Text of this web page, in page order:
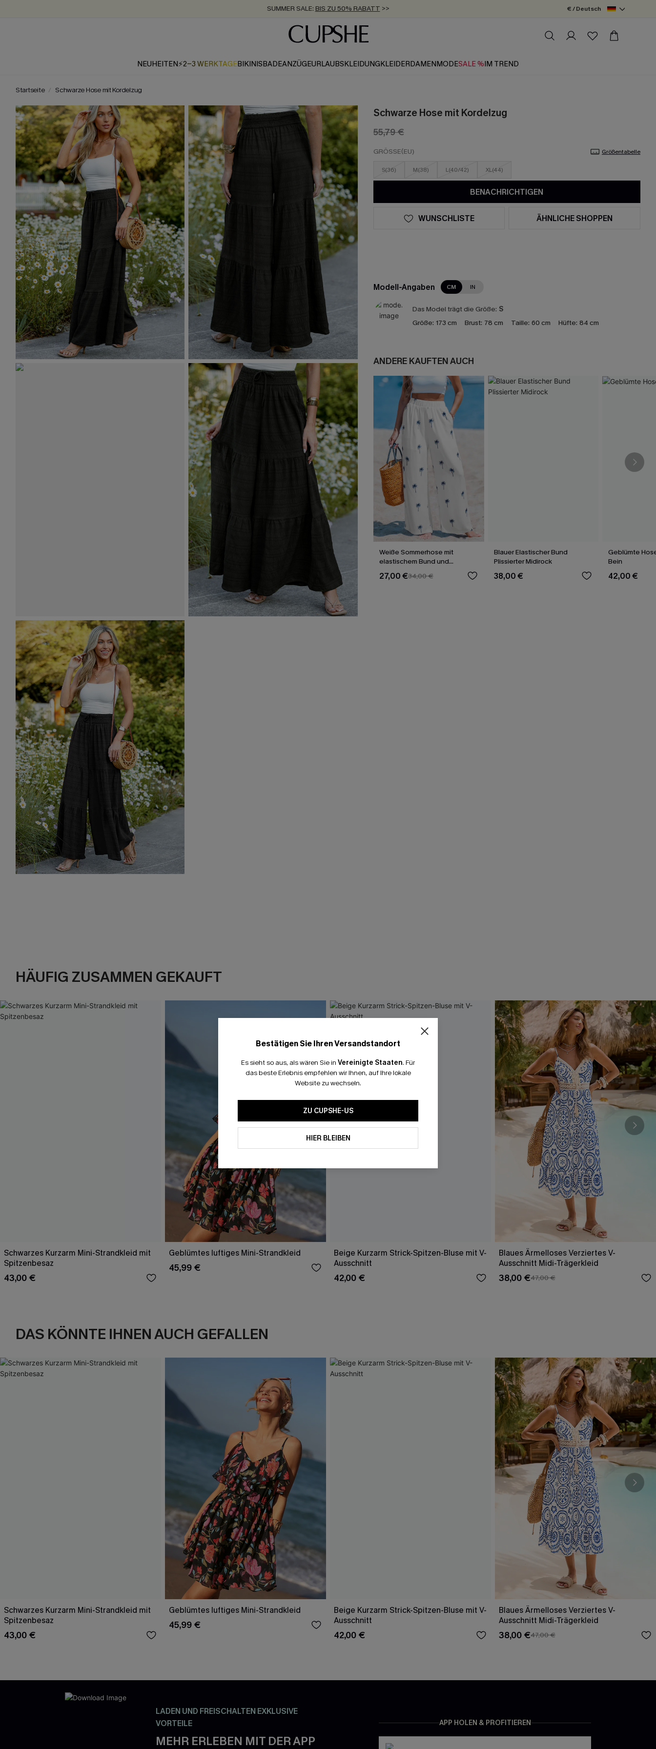
ZUM NEWSLETTER:BIS ZU -20% EXTRA ERHALTEN
KOSTENLOSER VERSAND AB 89 €
€ / Deutsch
NEUHEITEN⚡2-3 WERKTAGEBIKINISBADEANZÜGEURLAUBSKLEIDUNGKLEIDERDAMENMODESALE %IM TREND
Startseite Schwarze Hose mit Kordelzug
Schwarze Hose mit Kordelzug
55,79 €
GRÖSSE(EU) Größentabelle
S(36) M(38) L(40/42) XL(44)
BENACHRICHTIGEN
WUNSCHLISTE ÄHNLICHE SHOPPEN
Modell-Angaben CM IN
Das Model trägt die Größe: S
Größe: 173 cm Brust: 78 cm Taille: 60 cm Hüfte: 84 cm
ANDERE KAUFTEN AUCH
Weiße Sommerhose mit
elastischem Bund und
Taschen
27,00 €34,00 €
Blauer Elastischer Bund
Plissierter Midirock
38,00 €
Geblümte
Bein
42,00 €
HÄUFIG ZUSAMMEN GEKAUFT
Schwarzes Kurzarm Mini-Strandkleid mit
Spitzenbesaz
43,00 €
Geblümtes luftiges Mini-Strandkleid
45,99 €
Beige Kurzarm Strick-Spitzen-Bluse mit V-
Ausschnitt
42,00 €
Blaues Ärmelloses Verziertes V-
Ausschnitt Midi-Trägerkleid
38,00 €47,00 €
DAS KÖNNTE IHNEN AUCH GEFALLEN
Schwarzes Kurzarm Mini-Strandkleid mit
Spitzenbesaz
43,00 €
Geblümtes luftiges Mini-Strandkleid
45,99 €
Beige Kurzarm Strick-Spitzen-Bluse mit V-
Ausschnitt
42,00 €
Blaues Ärmelloses Verziertes V-
Ausschnitt Midi-Trägerkleid
38,00 €47,00 €
LADEN UND FREISCHALTEN EXKLUSIVE
VORTEILE
MEHR ERLEBEN MIT DER APP
APP HOLEN & PROFITIEREN
Bestätigen Sie Ihren Versandstandort
Es sieht so aus, als wären Sie in Vereinigte Staaten. Für
das beste Erlebnis empfehlen wir Ihnen, auf Ihre lokale
Website zu wechseln.
ZU CUPSHE-US
HIER BLEIBEN
15% ERHALTEN
15% ohne MBW für E-Mail-Abonnenten.
*Ein Code pro Bestellung. Jeder Code ist einmal gültig.
Mit dem Klick auf diese Schaltfläche erklären Sie sich damit
einverstanden, exklusive Werbeaktionen und Updates von Cupshe per E-
. Sie können
sich jederzeit abmelden.
ABONNIEREN